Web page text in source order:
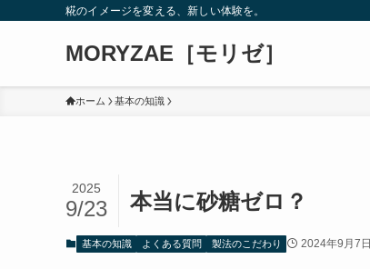
糀のイメージを変える、新しい体験を。
MORYZAE［モリゼ］
ホーム 基本の知識
本当に砂糖ゼロ？
2025
9/23
基本の知識 よくある質問 製法のこだわり 2024年9月7日